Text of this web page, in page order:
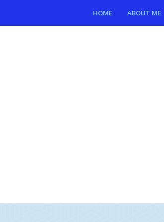
HOME ABOUT ME